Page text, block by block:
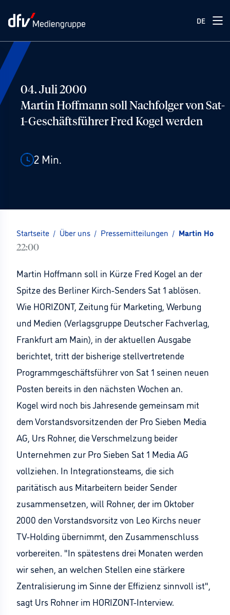
DE
04. Juli 2000
Martin Hoffmann soll Nachfolger von Sat-
1-Geschäftsführer Fred Kogel werden
2 Min.
Startseite / Über uns / Pressemitteilungen / Martin
22:00
Martin Hoffmann soll in Kürze Fred Kogel an der
Spitze des Berliner Kirch-Senders Sat 1 ablösen.
Wie HORIZONT, Zeitung für Marketing, Werbung
und Medien (Verlagsgruppe Deutscher Fachverlag,
Frankfurt am Main), in der aktuellen Ausgabe
berichtet, tritt der bisherige stellvertretende
Programmgeschäftsführer von Sat 1 seinen neuen
Posten bereits in den nächsten Wochen an.
Kogel wird noch bis Jahresende gemeinsam mit
dem Vorstandsvorsitzenden der Pro Sieben Media
AG, Urs Rohner, die Verschmelzung beider
Unternehmen zur Pro Sieben Sat 1 Media AG
vollziehen. In Integrationsteams, die sich
paritätisch aus Mitarbeitern beider Sender
zusammensetzen, will Rohner, der im Oktober
2000 den Vorstandsvorsitz von Leo Kirchs neuer
TV-Holding übernimmt, den Zusammenschluss
vorbereiten. "In spätestens drei Monaten werden
wir sehen, an welchen Stellen eine stärkere
Zentralisierung im Sinne der Effizienz sinnvoll ist",
sagt Urs Rohner im HORIZONT-Interview.